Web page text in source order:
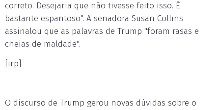
correto. Desejaria que não tivesse feito isso. É
bastante espantoso". A senadora Susan Collins
assinalou que as palavras de Trump "foram rasas e
cheias de maldade".
[irp]
O discurso de Trump gerou novas dúvidas sobre o